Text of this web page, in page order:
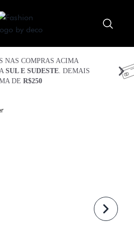
Meu carrinho
Procurar
NAS COMPRAS ACIMA
SUL E SUDESTE. DEMAIS
DE R$250